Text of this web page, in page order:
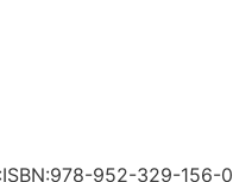
952-329-156-0